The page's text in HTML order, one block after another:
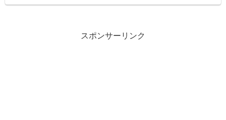
スポンサーリンク